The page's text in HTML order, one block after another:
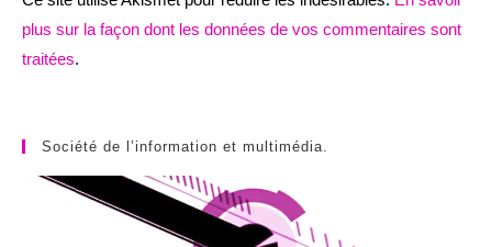
plus sur la façon dont les données de vos commentaires sont
traitées.
Société de l’information et multimédia.